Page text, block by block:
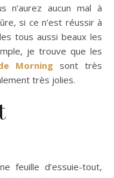
n’aurez aucun mal à
si ce n’est réussir à
tous aussi beaux les
je trouve que les
Morning sont très
très jolies.
feuille d’essuie-tout,